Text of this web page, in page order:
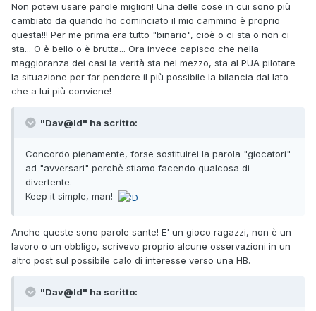
Non potevi usare parole migliori! Una delle cose in cui sono più
cambiato da quando ho cominciato il mio cammino è proprio
questa!!! Per me prima era tutto "binario", cioè o ci sta o non ci
sta... O è bello o è brutta... Ora invece capisco che nella
maggioranza dei casi la verità sta nel mezzo, sta al PUA pilotare
la situazione per far pendere il più possibile la bilancia dal lato
che a lui più conviene!
"Dav@Id" ha scritto:
Concordo pienamente, forse sostituirei la parola "giocatori"
ad "avversari" perchè stiamo facendo qualcosa di
divertente.
Keep it simple, man!
Anche queste sono parole sante! E' un gioco ragazzi, non è un
lavoro o un obbligo, scrivevo proprio alcune osservazioni in un
altro post sul possibile calo di interesse verso una HB.
"Dav@Id" ha scritto: